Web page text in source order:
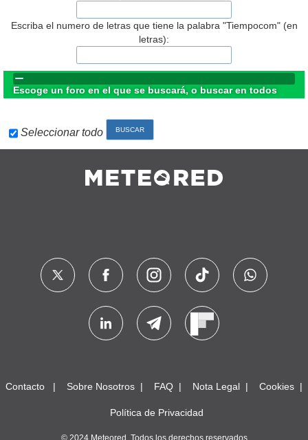
Escriba el numero de letras que tiene la palabra "Tiempocom" (en
letras):
Escoge un foro en el que se buscará, o buscar en todos
Seleccionar todo
Contacto Sobre Nosotros FAQ Nota Legal Cookies
Política de Privacidad
© 2024 Meteored. Todos los derechos reservados